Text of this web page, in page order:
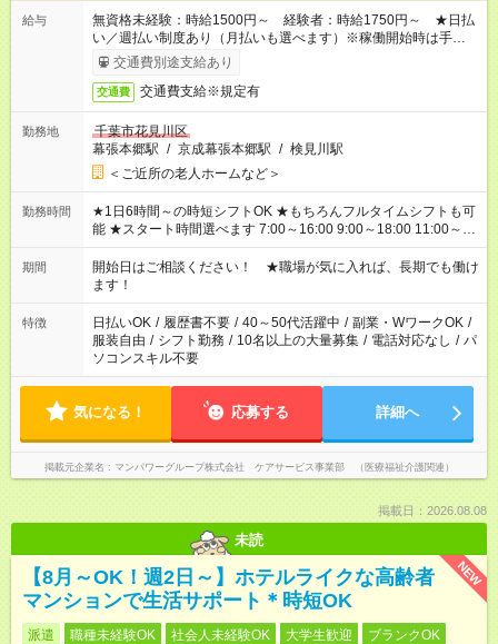
給与
無資格未経験：時給1500円～ 経験者：時給1750円～ ★日払
い／週払い制度あり（月払いも選べます）※稼働開始時は手続き
完了次第のお支払いとなります。
交通費別途支給あり
交通費 交通費支給※規定有
勤務地
千葉市花見川区
幕張本郷駅 / 京成幕張本郷駅 / 検見川駅
＜ご近所の老人ホームなど＞
勤務時間
★1日6時間～の時短シフトOK ★もちろんフルタイムシフトも可
能 ★スタート時間選べます 7:00～16:00 9:00～18:00 11:00～
20:00 など 残業なし！ ※Wワークの場合、他のお仕事と合わせ
週40時間超の就業はご案内できません ※法令に基づき、週20時
間以上勤務は社会保険への加入対象となります ※労働者派遣法
（日雇い派遣の原則禁止）により、短時間・短期間の就業はご
案内が難しい場合があります
期間
開始日はご相談ください！ ★職場が気に入れば、長期でも働け
ます！
特徴 日払いOK / 履歴書不要 / 40～50代活躍中 / 副業・WワークOK /
服装自由 / シフト勤務 / 10名以上の大量募集 / 電話対応なし / パ
ソコンスキル不要
気になる！ 応募する 詳細へ
掲載元企業名 マンパワーグループ株式会社 ケアサービス事業部 （医療福祉介護関連）
掲載日：2026.08.08
未読
NEW
【8月～OK！週2日～】ホテルライクな高齢者
マンションで生活サポート＊時短OK
派遣 職種未経験OK 社会人未経験OK 大学生歓迎
ブランクOK